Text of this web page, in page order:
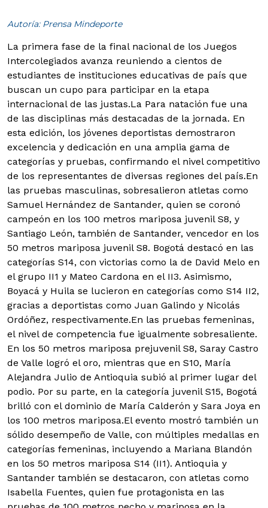
Autoría: Prensa Mindeporte
La primera fase de la final nacional de los Juegos
Intercolegiados avanza reuniendo a cientos de
estudiantes de instituciones educativas de país que
buscan un cupo para participar en la etapa
internacional de las justas.La Para natación fue una
de las disciplinas más destacadas de la jornada. En
esta edición, los jóvenes deportistas demostraron
excelencia y dedicación en una amplia gama de
categorías y pruebas, confirmando el nivel competitivo
de los representantes de diversas regiones del país.En
las pruebas masculinas, sobresalieron atletas como
Samuel Hernández de Santander, quien se coronó
campeón en los 100 metros mariposa juvenil S8, y
Santiago León, también de Santander, vencedor en los
50 metros mariposa juvenil S8. Bogotá destacó en las
categorías S14, con victorias como la de David Melo en
el grupo II1 y Mateo Cardona en el II3. Asimismo,
Boyacá y Huila se lucieron en categorías como S14 II2,
gracias a deportistas como Juan Galindo y Nicolás
Ordóñez, respectivamente.En las pruebas femeninas,
el nivel de competencia fue igualmente sobresaliente.
En los 50 metros mariposa prejuvenil S8, Saray Castro
de Valle logró el oro, mientras que en S10, María
Alejandra Julio de Antioquia subió al primer lugar del
podio. Por su parte, en la categoría juvenil S15, Bogotá
brilló con el dominio de María Calderón y Sara Joya en
los 100 metros mariposa.El evento mostró también un
sólido desempeño de Valle, con múltiples medallas en
categorías femeninas, incluyendo a Mariana Blandón
en los 50 metros mariposa S14 (II1). Antioquia y
Santander también se destacaron, con atletas como
Isabella Fuentes, quien fue protagonista en las